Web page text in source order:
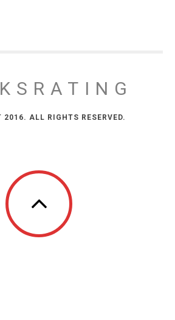
2016. ALL RIGHTS RESERVED.